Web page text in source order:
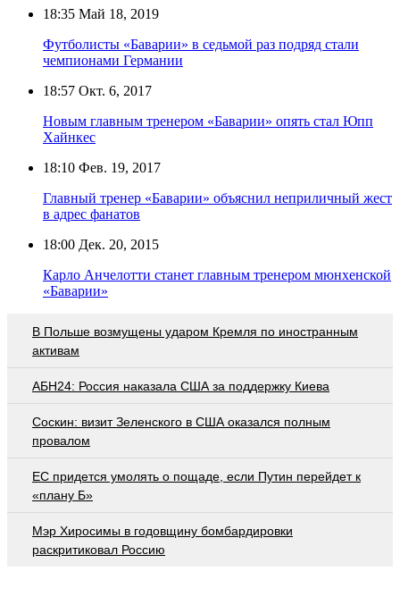
18:35 Май 18, 2019
Футболисты «Баварии» в седьмой раз подряд стали
чемпионами Германии
18:57 Окт. 6, 2017
Новым главным тренером «Баварии» опять стал Юпп
Хайнкес
18:10 Фев. 19, 2017
Главный тренер «Баварии» объяснил неприличный жест
в адрес фанатов
18:00 Дек. 20, 2015
Карло Анчелотти станет главным тренером мюнхенской
«Баварии»
В Польше возмущены ударом Кремля по иностранным
активам
АБН24: Россия наказала США за поддержку Киева
Соскин: визит Зеленского в США оказался полным
провалом
EC придется умолять о пощаде, если Путин перейдет к
«плану Б»
Мэр Хиросимы в годовщину бомбардировки
раскритиковал Россию